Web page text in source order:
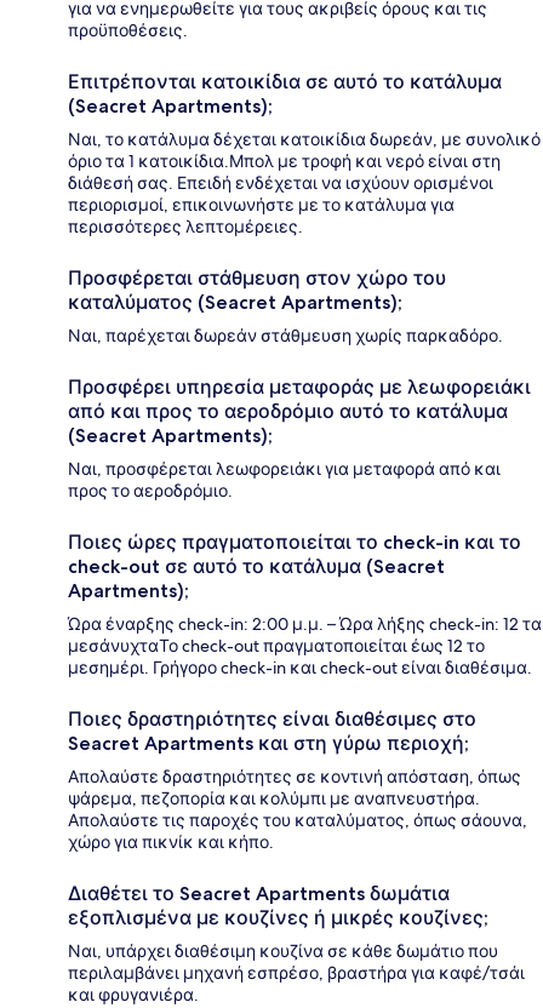
για να ενημερωθείτε για τους ακριβείς όρους και τις
προϋποθέσεις.
Επιτρέπονται κατοικίδια σε αυτό το κατάλυμα
(Seacret Apartments);
Ναι, το κατάλυμα δέχεται κατοικίδια δωρεάν, με συνολικό
όριο τα 1 κατοικίδια.Μπολ με τροφή και νερό είναι στη
διάθεσή σας. Επειδή ενδέχεται να ισχύουν ορισμένοι
περιορισμοί, επικοινωνήστε με το κατάλυμα για
περισσότερες λεπτομέρειες.
Προσφέρεται στάθμευση στον χώρο του
καταλύματος (Seacret Apartments);
Ναι, παρέχεται δωρεάν στάθμευση χωρίς παρκαδόρο.
Προσφέρει υπηρεσία μεταφοράς με λεωφορειάκι
από και προς το αεροδρόμιο αυτό το κατάλυμα
(Seacret Apartments);
Ναι, προσφέρεται λεωφορειάκι για μεταφορά από και
προς το αεροδρόμιο.
Ποιες ώρες πραγματοποιείται το check-in και το
check-out σε αυτό το κατάλυμα (Seacret
Apartments);
Ώρα έναρξης check-in: 2:00 μ.μ. – Ώρα λήξης check-in: 12 τα
μεσάνυχταΤο check-out πραγματοποιείται έως 12 το
μεσημέρι. Γρήγορο check-in και check-out είναι διαθέσιμα.
Ποιες δραστηριότητες είναι διαθέσιμες στο
Seacret Apartments και στη γύρω περιοχή;
Απολαύστε δραστηριότητες σε κοντινή απόσταση, όπως
ψάρεμα, πεζοπορία και κολύμπι με αναπνευστήρα.
Απολαύστε τις παροχές του καταλύματος, όπως σάουνα,
χώρο για πικνίκ και κήπο.
Διαθέτει το Seacret Apartments δωμάτια
εξοπλισμένα με κουζίνες ή μικρές κουζίνες;
Ναι, υπάρχει διαθέσιμη κουζίνα σε κάθε δωμάτιο που
περιλαμβάνει μηχανή εσπρέσο, βραστήρα για καφέ/τσάι
και φρυγανιέρα.